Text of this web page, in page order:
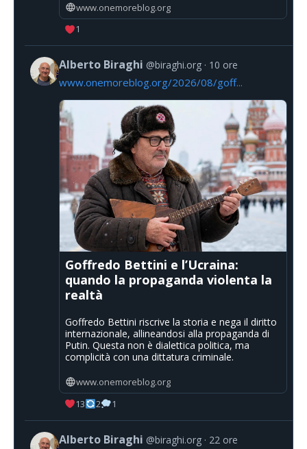
www.onemoreblog.org
1
Alberto Biraghi @biraghi.org 10 ore
www.onemoreblog.org/2026/08/goff...
Goffredo Bettini e l’Ucraina:
quando la propaganda violenta la
realtà
Goffredo Bettini riscrive la storia e nega il diritto
internazionale, allineandosi alla propaganda di
Putin. Questa non è dialettica politica, ma
complicità con una dittatura criminale.
www.onemoreblog.org
13
2 1
Alberto Biraghi @biraghi.org 22 ore